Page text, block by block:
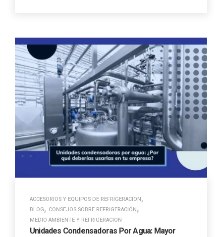
ACCESORIOS Y EQUIPOS DE REFRIGERACION,
BLOG, CONSEJOS SOBRE REFRIGERACIÓN,
MEDIO AMBIENTE Y REFRIGERACION
Unidades Condensadoras Por Agua: Mayor